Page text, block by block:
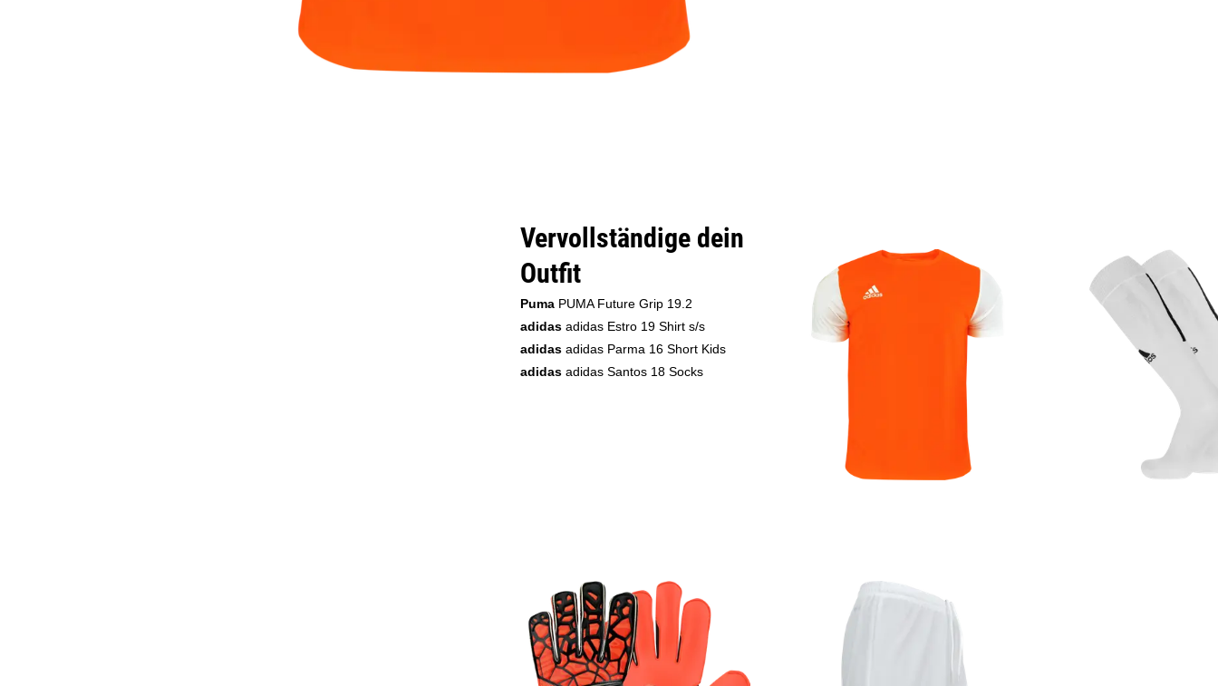
Vervollständige dein
Outfit
Puma PUMA Future Grip 19.2
adidas adidas Estro 19 Shirt s/s
adidas adidas Parma 16 Short Kids
adidas adidas Santos 18 Socks